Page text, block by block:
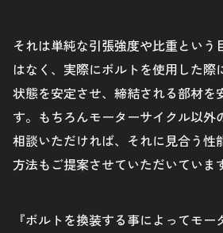
それは単純な引張強度や比重という
はなく、実際にボルトを使用した際
状態を安定させ、締結される部材を
す。もちろんモーターサイクル以外
相談いただければ、それに見合う性
方法もご提案させていただいていま
『ボルトを換装する事によってモ